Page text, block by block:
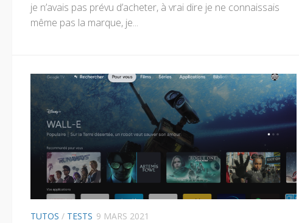
je n’avais pas prévu d’acheter, à vrai dire je ne connaissais
même pas la marque, je...
TUTOS / TESTS 9 MARS 2021